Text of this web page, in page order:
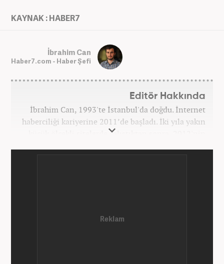
KAYNAK : HABER7
İbrahim Can
Haber7.com - Haber Şefi
Editör Hakkında
İbrahim Can, 1993'te İstanbul'da doğdu. İnternet
haberciliği kariyerine 2011’de başladı. İki yıla yakın
küçük ölçekli sitelerde çalıştıktan sonra, 2012'nin
Yeni Şafak'ta kültür sanat, eğitim ve siyaset alanları